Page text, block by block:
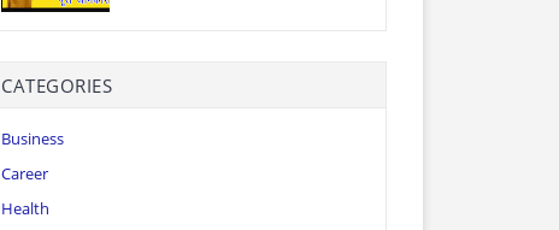
CATEGORIES
Business
Career
Health